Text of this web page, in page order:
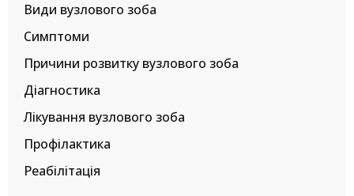
Види вузлового зоба
Симптоми
Причини розвитку вузлового зоба
Діагностика
Лікування вузлового зоба
Профілактика
Реабілітація